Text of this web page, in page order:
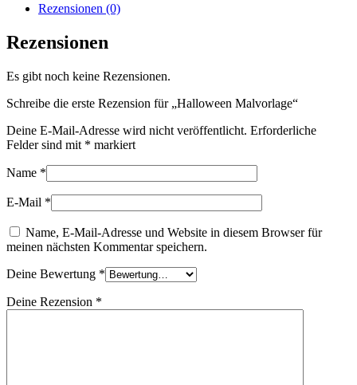
Rezensionen (0)
Rezensionen
Es gibt noch keine Rezensionen.
Schreibe die erste Rezension für „Halloween Malvorlage“
Deine E-Mail-Adresse wird nicht veröffentlicht. Erforderliche
Felder sind mit * markiert
Name *
E-Mail *
Name, E-Mail-Adresse und Website in diesem Browser für
meinen nächsten Kommentar speichern.
Deine Bewertung *
Deine Rezension *